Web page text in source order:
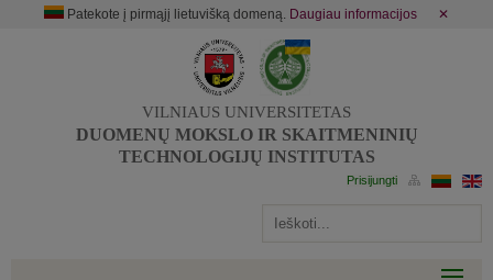
Patekote į pirmąjį lietuvišką domeną. Daugiau informacijos ✕
VILNIAUS UNIVERSITETAS
DUOMENŲ MOKSLO IR SKAITMENINIŲ
TECHNOLOGIJŲ INSTITUTAS